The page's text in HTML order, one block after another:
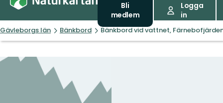
Bli
medlem
Logga
in
Gävleborgs län Bänkbord Bänkbord vid vattnet,